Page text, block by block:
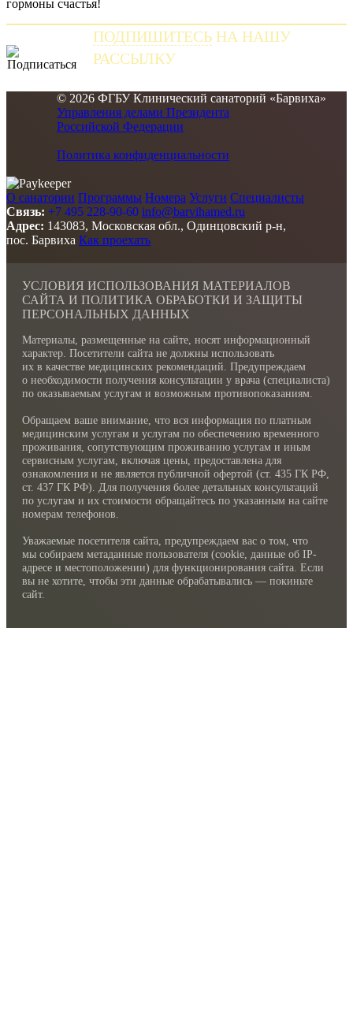
гормоны счастья!
ПОДПИШИТЕСЬ НА НАШУ
РАССЫЛКУ
© 2026 ФГБУ Клинический санаторий «Барвиха»
Управления делами Президента
Российской Федерации
Политика конфиденциальности
О санатории Программы Номера Услуги Специалисты
Связь: +7 495 228-90-60 info@barvihamed.ru
Адрес: 143083, Московская обл., Одинцовский р-н,
пос. Барвиха Как проехать
УСЛОВИЯ ИСПОЛЬЗОВАНИЯ МАТЕРИАЛОВ
САЙТА И ПОЛИТИКА ОБРАБОТКИ И ЗАЩИТЫ
ПЕРСОНАЛЬНЫХ ДАННЫХ
Материалы, размещенные на сайте, носят информационный
характер. Посетители сайта не должны использовать
их в качестве медицинских рекомендаций. Предупреждаем
о необходимости получения консультации у врача (специалиста)
по оказываемым услугам и возможным противопоказаниям.
Обращаем ваше внимание, что вся информация по платным
медицинским услугам и услугам по обеспечению временного
проживания, сопутствующим проживанию услугам и иным
сервисным услугам, включая цены, предоставлена для
ознакомления и не является публичной офертой (ст. 435 ГК РФ,
cт. 437 ГК РФ). Для получения более детальных консультаций
по услугам и их стоимости обращайтесь по указанным на сайте
номерам телефонов.
Уважаемые посетителя сайта, предупреждаем вас о том, что
мы собираем метаданные пользователя (cookie, данные об IP-
адресе и местоположении) для функционирования сайта. Если
вы не хотите, чтобы эти данные обрабатывались — покиньте
сайт.